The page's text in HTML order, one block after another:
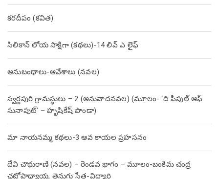
కరదీపం (కవిత)
సిలికాన్ లోయ సాక్షిగా (కథలు)-14 లివ్ ఎ లైఫ్
అనుబంధాలు-ఆవేశాలు (నవల)
స్వర్ణపురి గ్రామస్థులు – 2 (అనువాదనవల) (మూలం- ‘ది పీపుల్ ఆఫ్
సునాపుట్’ – హృషికేష్ పాండా)
మా నాయనమ్మ కథలు-3 ఆవ కాయల ప్రహసనం
దేవి చౌధురాణి (నవల) – రెండవ భాగం – మూలం-బంకిమ చంద్ర
ఛటోపాధ్యాయ, తెనుగు సేత-విద్యార్థి